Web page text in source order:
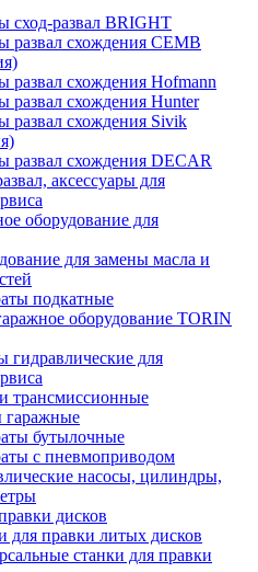
сход-развал BRIGHT
развал схождения CEMB
развал схождения Hofmann
развал схождения Hunter
развал схождения Sivik
развал схождения DECAR
аксессуары для
оборудование для
для замены масла и
подкатные
оборудование TORIN
гидравлические для
трансмиссионные
гаражные
бутылочные
с пневмоприводом
насосы, цилиндры,
дисков
для правки литых дисков
станки для правки